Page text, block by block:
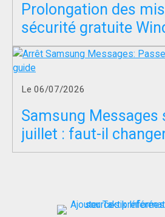
Prolongation des
sécurité gratuite
Le 06/07/2026
Samsung Messages
juillet : faut-il
d’application SMS ?